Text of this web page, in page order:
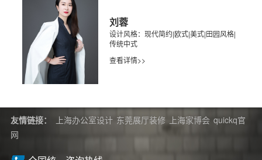
刘蓉
设计风格：现代简约|欧式|美式|田园风格|
传统中式
查看详情>>
友情链接： 上海办公室设计 东莞展厅装修 上海家博会 quickq官
网